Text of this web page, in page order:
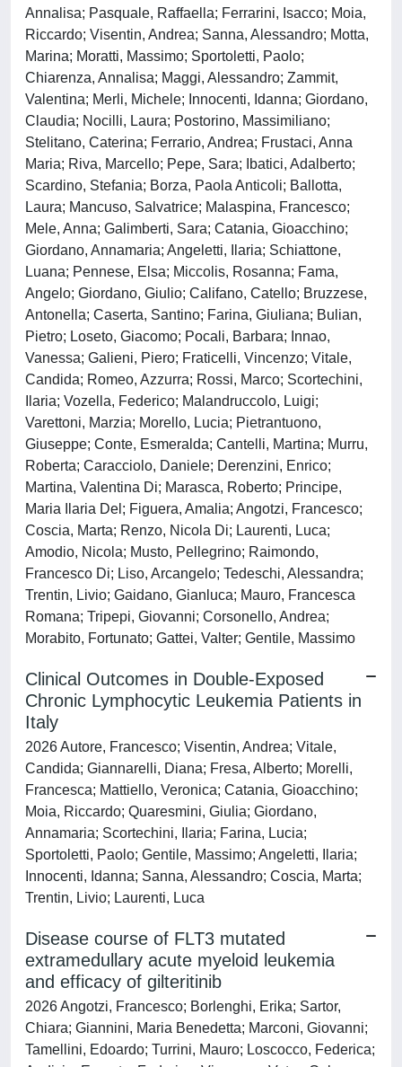
Annalisa; Pasquale, Raffaella; Ferrarini, Isacco; Moia,
Riccardo; Visentin, Andrea; Sanna, Alessandro; Motta,
Marina; Moratti, Massimo; Sportoletti, Paolo;
Chiarenza, Annalisa; Maggi, Alessandro; Zammit,
Valentina; Merli, Michele; Innocenti, Idanna; Giordano,
Claudia; Nocilli, Laura; Postorino, Massimiliano;
Stelitano, Caterina; Ferrario, Andrea; Frustaci, Anna
Maria; Riva, Marcello; Pepe, Sara; Ibatici, Adalberto;
Scardino, Stefania; Borza, Paola Anticoli; Ballotta,
Laura; Mancuso, Salvatrice; Malaspina, Francesco;
Mele, Anna; Galimberti, Sara; Catania, Gioacchino;
Giordano, Annamaria; Angeletti, Ilaria; Schiattone,
Luana; Pennese, Elsa; Miccolis, Rosanna; Fama,
Angelo; Giordano, Giulio; Califano, Catello; Bruzzese,
Antonella; Caserta, Santino; Farina, Giuliana; Bulian,
Pietro; Loseto, Giacomo; Pocali, Barbara; Innao,
Vanessa; Galieni, Piero; Fraticelli, Vincenzo; Vitale,
Candida; Romeo, Azzurra; Rossi, Marco; Scortechini,
Ilaria; Vozella, Federico; Malandruccolo, Luigi;
Varettoni, Marzia; Morello, Lucia; Pietrantuono,
Giuseppe; Conte, Esmeralda; Cantelli, Martina; Murru,
Roberta; Caracciolo, Daniele; Derenzini, Enrico;
Martina, Valentina Di; Marasca, Roberto; Principe,
Maria Ilaria Del; Figuera, Amalia; Angotzi, Francesco;
Coscia, Marta; Renzo, Nicola Di; Laurenti, Luca;
Amodio, Nicola; Musto, Pellegrino; Raimondo,
Francesco Di; Liso, Arcangelo; Tedeschi, Alessandra;
Trentin, Livio; Gaidano, Gianluca; Mauro, Francesca
Romana; Tripepi, Giovanni; Corsonello, Andrea;
Morabito, Fortunato; Gattei, Valter; Gentile, Massimo
Clinical Outcomes in Double-Exposed
Chronic Lymphocytic Leukemia Patients in
Italy
2026 Autore, Francesco; Visentin, Andrea; Vitale,
Candida; Giannarelli, Diana; Fresa, Alberto; Morelli,
Francesca; Mattiello, Veronica; Catania, Gioacchino;
Moia, Riccardo; Quaresmini, Giulia; Giordano,
Annamaria; Scortechini, Ilaria; Farina, Lucia;
Sportoletti, Paolo; Gentile, Massimo; Angeletti, Ilaria;
Innocenti, Idanna; Sanna, Alessandro; Coscia, Marta;
Trentin, Livio; Laurenti, Luca
Disease course of FLT3 mutated
extramedullary acute myeloid leukemia
and efficacy of gilteritinib
2026 Angotzi, Francesco; Borlenghi, Erika; Sartor,
Chiara; Giannini, Maria Benedetta; Marconi, Giovanni;
Tamellini, Edoardo; Turrini, Mauro; Loscocco, Federica;